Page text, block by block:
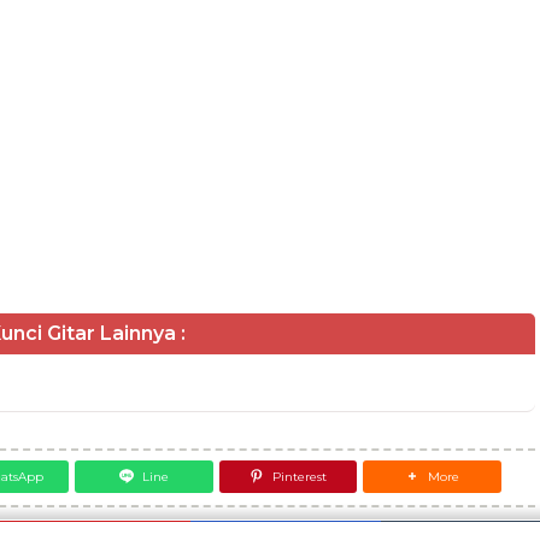
Gitar Lainnya :
Line Pinterest More